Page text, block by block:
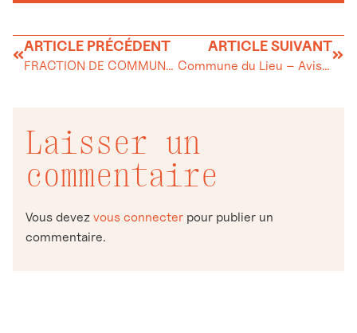
ARTICLE PRÉCÉDENT
FRACTION DE COMMUNE DU VILLAGE DU SENTIER
ARTICLE SUIVANT
Commune du Lieu – Avis d’enquête
Laisser un
commentaire
Vous devez vous connecter pour publier un
commentaire.